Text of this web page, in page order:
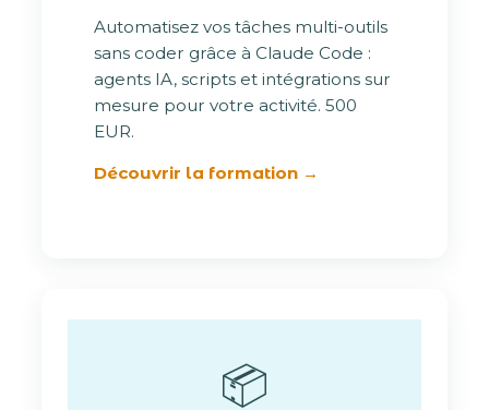
Automatisez vos tâches multi-outils
sans coder grâce à Claude Code :
agents IA, scripts et intégrations sur
mesure pour votre activité. 500
EUR.
Découvrir la formation →
📦